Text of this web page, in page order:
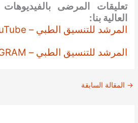
تعليقات المرضى بالفيديوهات
العالية بنا:
المرشد للتنسيق الطبي – YouTube
المرشد للتنسيق الطبي – INSTAGRAM
→ المقالة السابقة